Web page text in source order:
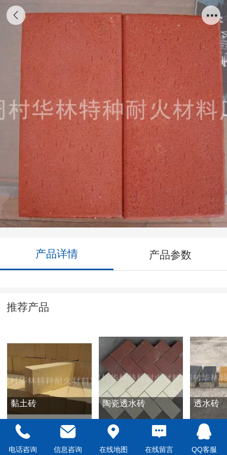
红色麻点烧结砖
产品详情 产品参数
推荐产品
黏土砖 陶瓷透水砖 透水砖
电话咨询 信息咨询 在线地图 在线留言 QQ客服